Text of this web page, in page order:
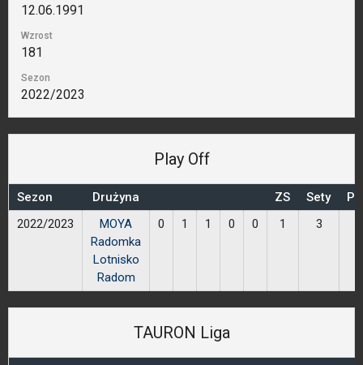
12.06.1991
Wzrost
181
Sezon
2022/2023
Play Off
Sezon Drużyna ZS Sety
2022/2023
MOYA
Radomka
Lotnisko
Radom
0 1 1 0 0 1 3
TAURON Liga